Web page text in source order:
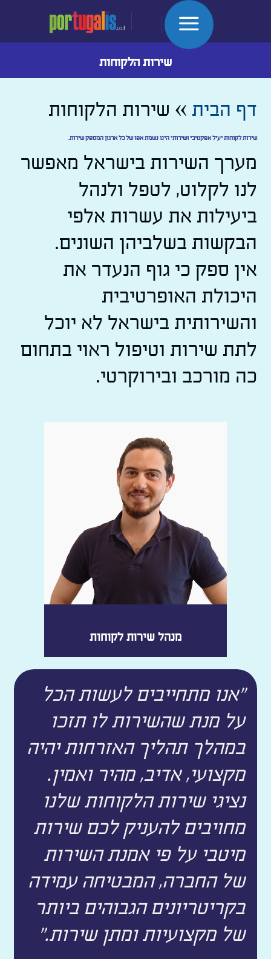
to
שירות הלקוחות
דף הבית » שירות הלקוחות
שירות לקוחות יעיל אפקטיבי ושירותי הינו נשמת אפו של כל ארגון המספק שירות.
מערך השירות בישראל מאפשר
לנו לקלוט, לטפל ולנהל
ביעילות את עשרות אלפי
הבקשות בשלביהן השונים.
אין ספק כי גוף הנעדר את
היכולת האופרטיבית
והשירותית בישראל לא יוכל
לתת שירות וטיפול ראוי בתחום
כה מורכב ובירוקרטי.
מנהל שירות לקוחות
"אנו מתחייבים לעשות הכל
על מנת שהשירות לו תזכו
במהלך תהליך האזרחות יהיה
מקצועי, אדיב, מהיר ואמין.
נציגי שירות הלקוחות שלנו
מחויבים להעניק לכם שירות
מיטבי על פי אמנת השירות
של החברה, המבטיחה עמידה
בקריטריונים הגבוהים ביותר
של מקצועיות ומתן שירות."